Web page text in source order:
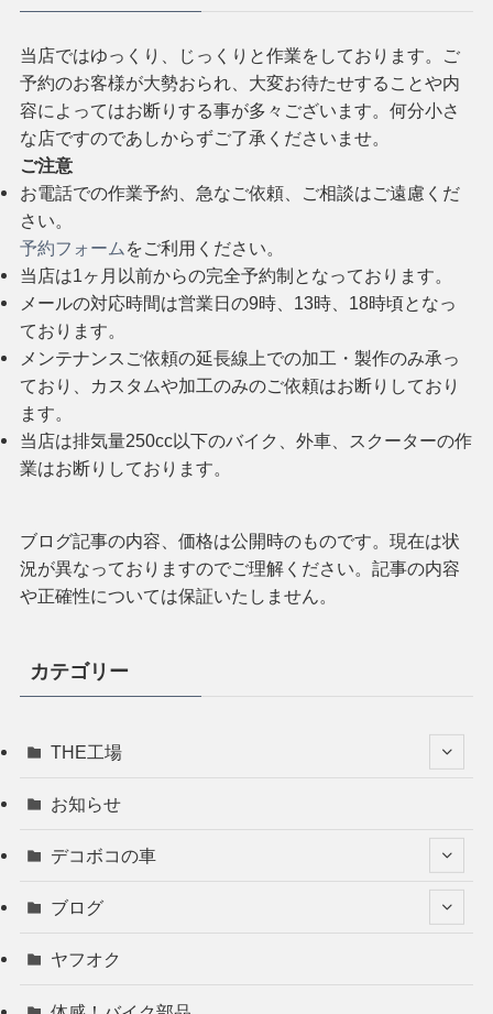
当店ではゆっくり、じっくりと作業をしております。ご
予約のお客様が大勢おられ、大変お待たせすることや内
容によってはお断りする事が多々ございます。何分小さ
な店ですのであしからずご了承くださいませ。
ご注意
お電話での作業予約、急なご依頼、ご相談はご遠慮くだ
さい。
予約フォーム をご利用ください。
当店は1ヶ月以前からの完全予約制となっております。
メールの対応時間は営業日の9時、13時、18時頃となっ
ております。
メンテナンスご依頼の延長線上での加工・製作のみ承っ
ており、カスタムや加工のみのご依頼はお断りしており
ます。
当店は排気量250cc以下のバイク、外車、スクーターの作
業はお断りしております。
ブログ記事の内容、価格は公開時のものです。現在は状
況が異なっておりますのでご理解ください。記事の内容
や正確性については保証いたしません。
カテゴリー
THE工場
お知らせ
デコボコの車
ブログ
ヤフオク